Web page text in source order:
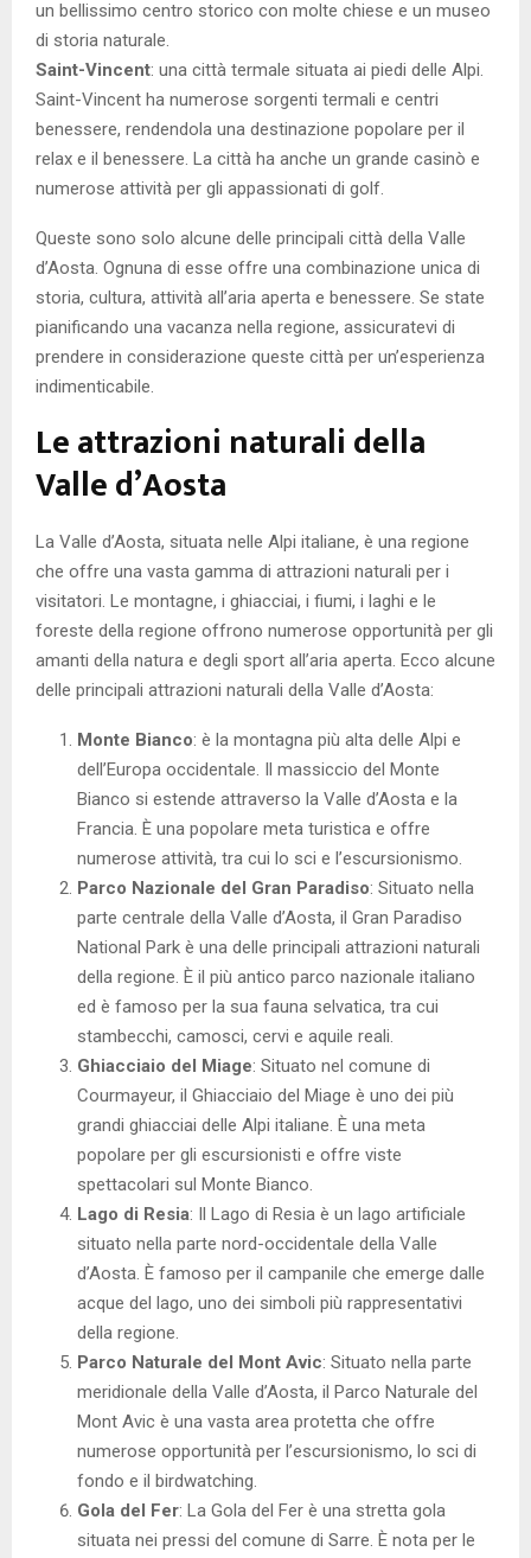
un bellissimo centro storico con molte chiese e un museo
di storia naturale.
Saint-Vincent: una città termale situata ai piedi delle Alpi.
Saint-Vincent ha numerose sorgenti termali e centri
benessere, rendendola una destinazione popolare per il
relax e il benessere. La città ha anche un grande casinò e
numerose attività per gli appassionati di golf.
Queste sono solo alcune delle principali città della Valle
d’Aosta. Ognuna di esse offre una combinazione unica di
storia, cultura, attività all’aria aperta e benessere. Se state
pianificando una vacanza nella regione, assicuratevi di
prendere in considerazione queste città per un’esperienza
indimenticabile.
Le attrazioni naturali della
Valle d’Aosta
La Valle d’Aosta, situata nelle Alpi italiane, è una regione
che offre una vasta gamma di attrazioni naturali per i
visitatori. Le montagne, i ghiacciai, i fiumi, i laghi e le
foreste della regione offrono numerose opportunità per gli
amanti della natura e degli sport all’aria aperta. Ecco alcune
delle principali attrazioni naturali della Valle d’Aosta:
Monte Bianco: è la montagna più alta delle Alpi e
dell’Europa occidentale. Il massiccio del Monte
Bianco si estende attraverso la Valle d’Aosta e la
Francia. È una popolare meta turistica e offre
numerose attività, tra cui lo sci e l’escursionismo.
Parco Nazionale del Gran Paradiso: Situato nella
parte centrale della Valle d’Aosta, il Gran Paradiso
National Park è una delle principali attrazioni naturali
della regione. È il più antico parco nazionale italiano
ed è famoso per la sua fauna selvatica, tra cui
stambecchi, camosci, cervi e aquile reali.
Ghiacciaio del Miage: Situato nel comune di
Courmayeur, il Ghiacciaio del Miage è uno dei più
grandi ghiacciai delle Alpi italiane. È una meta
popolare per gli escursionisti e offre viste
spettacolari sul Monte Bianco.
Lago di Resia: Il Lago di Resia è un lago artificiale
situato nella parte nord-occidentale della Valle
d’Aosta. È famoso per il campanile che emerge dalle
acque del lago, uno dei simboli più rappresentativi
della regione.
Parco Naturale del Mont Avic: Situato nella parte
meridionale della Valle d’Aosta, il Parco Naturale del
Mont Avic è una vasta area protetta che offre
numerose opportunità per l’escursionismo, lo sci di
fondo e il birdwatching.
Gola del Fer: La Gola del Fer è una stretta gola
situata nei pressi del comune di Sarre. È nota per le